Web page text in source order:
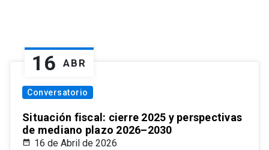
16 ABR
Conversatorio
Situación fiscal: cierre 2025 y perspectivas
de mediano plazo 2026–2030
16 de Abril de 2026